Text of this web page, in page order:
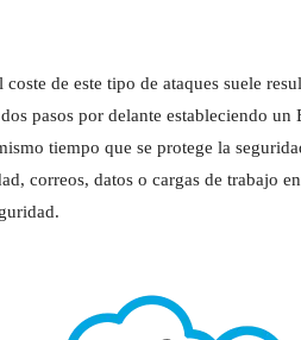
de este tipo de ataques suele
pasos por delante estableciendo
tiempo que se protege la
correos, datos o cargas de trabajo